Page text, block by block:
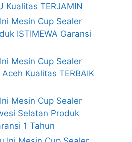
Kualitas TERJAMIN
Mesin Cup Sealer
ISTIMEWA Garansi
Mesin Cup Sealer
Kualitas TERBAIK
Mesin Cup Sealer
Selatan Produk
1 Tahun